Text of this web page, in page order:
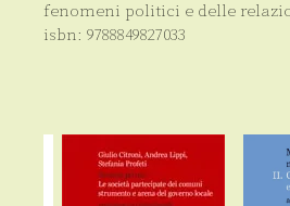
fenomeni politici e delle
isbn: 9788849827033